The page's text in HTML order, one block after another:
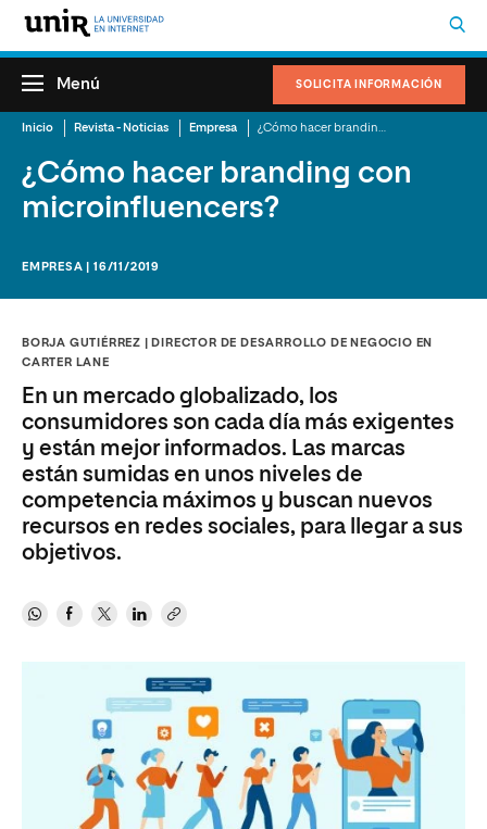
SOLICITA INFORMACIÓN
Menú
Inicio Revista - Noticias Empresa
¿Cómo hacer branding con
microinfluencers?
EMPRESA | 16/11/2019
BORJA GUTIÉRREZ | DIRECTOR DE DESARROLLO DE NEGOCIO EN
CARTER LANE
En un mercado globalizado, los
consumidores son cada día más exigentes
y están mejor informados. Las marcas
están sumidas en unos niveles de
competencia máximos y buscan nuevos
recursos en redes sociales, para llegar a sus
objetivos.